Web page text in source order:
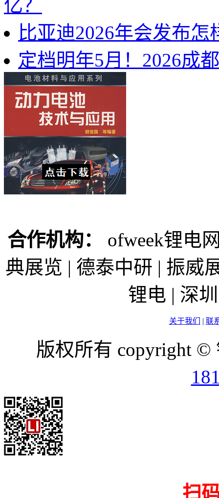
亿？
比亚迪2026年会发布
定档明年5月！2026成
合作机构：
ofweek锂电
典展览 | 德泰中研 | 振威
锂电 | 深
关于我们 | 联
版权所有 copyright
扫